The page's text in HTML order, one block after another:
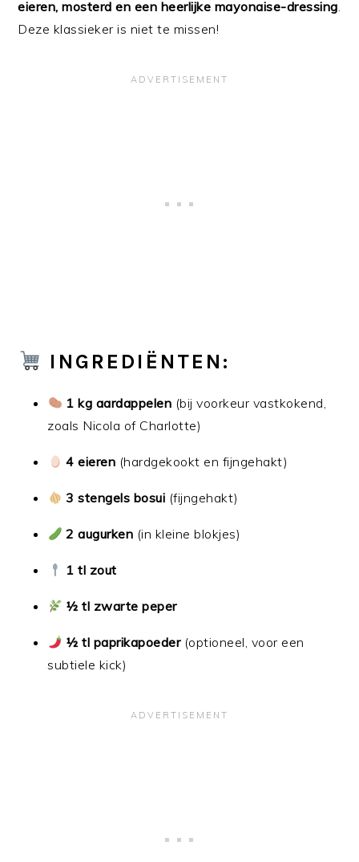
eieren, mosterd en een heerlijke mayonaise-dressing.
Deze klassieker is niet te missen!
INGREDIËNTEN:
1 kg aardappelen (bij voorkeur vastkokend,
zoals Nicola of Charlotte)
4 eieren (hardgekookt en fijngehakt)
3 stengels bosui (fijngehakt)
2 augurken (in kleine blokjes)
1 tl zout
½ tl zwarte peper
½ tl paprikapoeder(optioneel, voor een
subtiele kick)